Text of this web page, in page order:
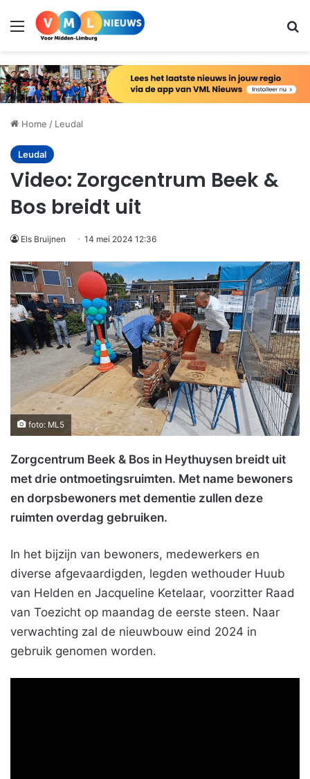
Menu
Home / Leudal
Leudal
Video: Zorgcentrum Beek &
Bos breidt uit
Els Bruijnen 14 mei 2024 12:36
foto: ML5
Zorgcentrum Beek & Bos in Heythuysen breidt uit
met drie ontmoetingsruimten. Met name bewoners
en dorpsbewoners met dementie zullen deze
ruimten overdag gebruiken.
In het bijzijn van bewoners, medewerkers en
diverse afgevaardigden, legden wethouder Huub
van Helden en Jacqueline Ketelaar, voorzitter Raad
van Toezicht op maandag de eerste steen. Naar
verwachting zal de nieuwbouw eind 2024 in
gebruik genomen worden.